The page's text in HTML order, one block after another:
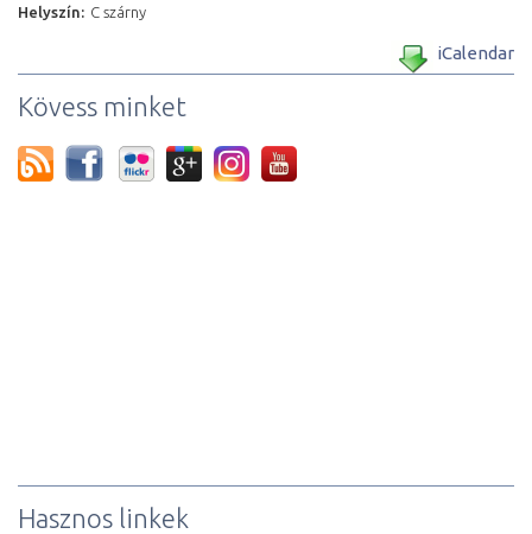
Helyszín: C szárny
iCalendar
Kövess minket
Hasznos linkek